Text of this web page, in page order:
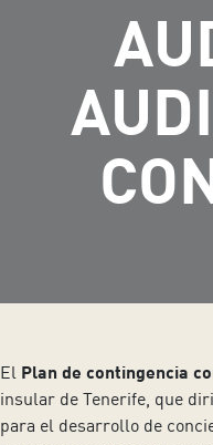
El Plan de contingencia
insular de Tenerife, que
para el desarrollo de